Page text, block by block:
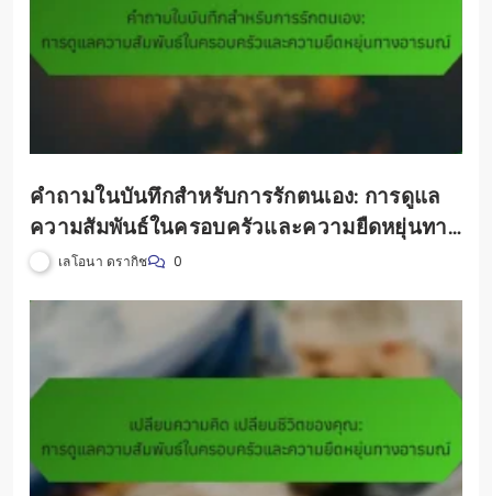
คำถามในบันทึกสำหรับการรักตนเอง: การดูแล
ความสัมพันธ์ในครอบครัวและความยืดหยุ่นทาง
อารมณ์
เลโอนา ดรากิช 0